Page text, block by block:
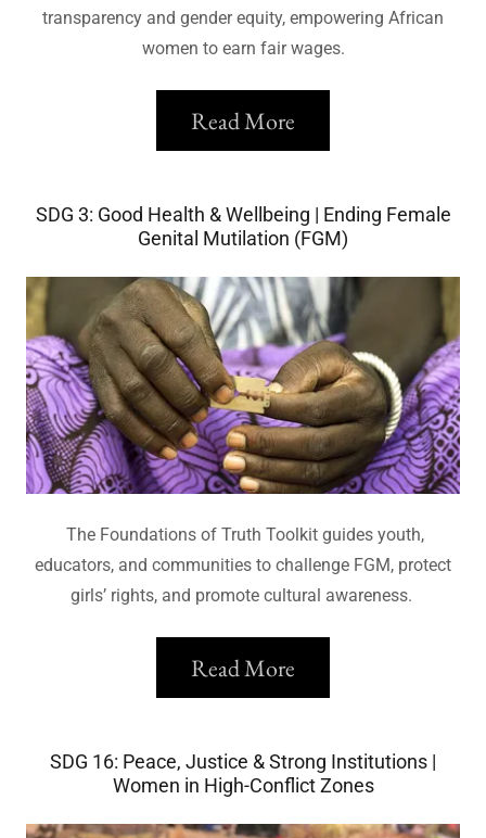
transparency and gender equity, empowering African
women to earn fair wages.
Read More
SDG 3: Good Health & Wellbeing | Ending Female
Genital Mutilation (FGM)
The Foundations of Truth Toolkit guides youth,
educators, and communities to challenge FGM, protect
girls’ rights, and promote cultural awareness.
Read More
SDG 16: Peace, Justice & Strong Institutions |
Women in High-Conflict Zones